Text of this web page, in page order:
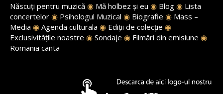
Născuți pentru muzică ◉ Mă holbez și eu ◉ Blog ◉ Lista
concertelor ◉ Psihologul Muzical ◉ Biografie ◉ Mass –
Media ◉ Agenda culturala ◉ Ediții de colecție ◉
Exclusivitățile noastre ◉ Sondaje ◉ Filmări din emisiune ◉
Romania canta